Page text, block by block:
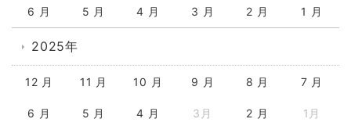
6 月 5 月 4 月 3 月 2 月 1 月
2025年
12 月 11 月 10 月 9 月 8 月 7 月
6 月 5 月 4 月 3月 2 月 1月